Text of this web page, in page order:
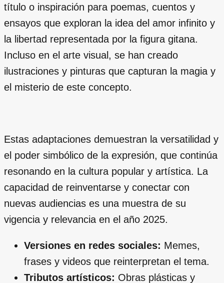
título o inspiración para poemas, cuentos y
ensayos que exploran la idea del amor infinito y
la libertad representada por la figura gitana.
Incluso en el arte visual, se han creado
ilustraciones y pinturas que capturan la magia y
el misterio de este concepto.
Estas adaptaciones demuestran la versatilidad y
el poder simbólico de la expresión, que continúa
resonando en la cultura popular y artística. La
capacidad de reinventarse y conectar con
nuevas audiencias es una muestra de su
vigencia y relevancia en el año 2025.
Versiones en redes sociales: Memes,
frases y videos que reinterpretan el tema.
Tributos artísticos: Obras plásticas y